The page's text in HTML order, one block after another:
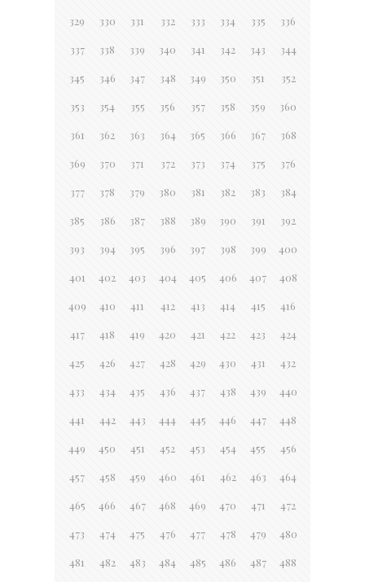
329 330 331 332 333 334 335 336
337 338 339 340 341 342 343 344
345 346 347 348 349 350 351 352
353 354 355 356 357 358 359 360
361 362 363 364 365 366 367 368
369 370 371 372 373 374 375 376
377 378 379 380 381 382 383 384
385 386 387 388 389 390 391 392
393 394 395 396 397 398 399 400
401 402 403 404 405 406 407 408
409 410 411 412 413 414 415 416
417 418 419 420 421 422 423 424
425 426 427 428 429 430 431 432
433 434 435 436 437 438 439 440
441 442 443 444 445 446 447 448
449 450 451 452 453 454 455 456
457 458 459 460 461 462 463 464
465 466 467 468 469 470 471 472
473 474 475 476 477 478 479 480
481 482 483 484 485 486 487 488